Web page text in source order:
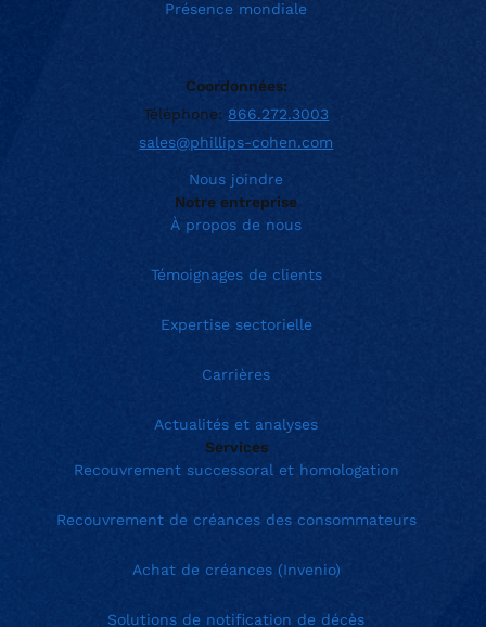
Présence mondiale
Coordonnées:
Téléphone: 866.272.3003
sales@phillips-cohen.com
Nous joindre
Notre entreprise
À propos de nous
Témoignages de clients
Expertise sectorielle
Carrières
Actualités et analyses
Services
Recouvrement successoral et homologation
Recouvrement de créances des consommateurs
Achat de créances (Invenio)
Solutions de notification de décès